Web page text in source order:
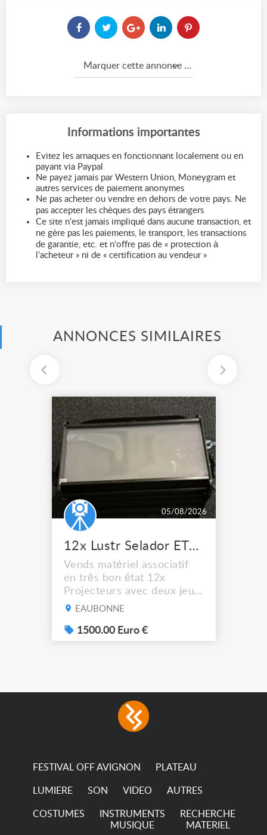
Marquer cette annonce comme...
Informations importantes
Evitez les arnaques en fonctionnant localement ou en
payant via Paypal
Ne payez jamais par Western Union, Moneygram et
autres services de paiement anonymes
Ne pas acheter ou vendre en dehors de votre pays. Ne
pas accepter les chèques des pays étrangers
Ce site n'est jamais impliqué dans aucune transaction, et
ne gère pas les paiements, le transport, les transactions
de garantie, etc. et n'offre pas de « protection à
l’acheteur » ni de « certification au vendeur »
ANNONCES SIMILAIRES
05/08/2026
12x Lustr Selador ETC Led 7x colors filtres
Vends matériel associatif
en très bon état 12x
Projecteurs avec deux jeux
de filtre filtre Lustr Selador
system – seven colour
LEDs providing the
consumption The
permanence of a 50,000-
EAUBONNE
1500.00 Euro €
FESTIVAL OFF AVIGNON PLATEAU
LUMIERE SON VIDEO AUTRES
COSTUMES
INSTRUMENTS
MUSIQUE
RECHERCHE
MATERIEL